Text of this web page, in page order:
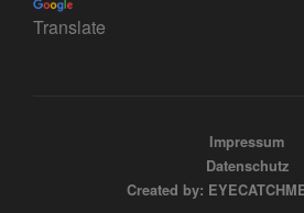
Translate
Impressum
Datenschutz
Created by: